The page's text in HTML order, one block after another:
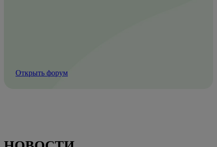
Открыть форум